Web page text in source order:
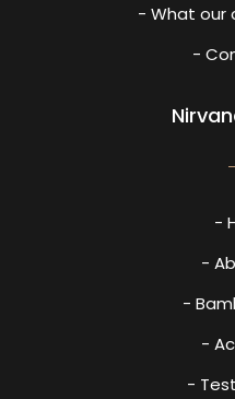
- What our
-
-
-
-
-
-